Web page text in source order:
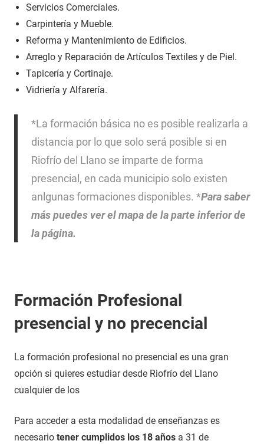
Servicios Comerciales.
Carpintería y Mueble.
Reforma y Mantenimiento de Edificios.
Arreglo y Reparación de Artículos Textiles y de Piel.
Tapicería y Cortinaje.
Vidriería y Alfarería.
*La formación básica no es posible realizarla a
distancia por lo que solo será posible si en
Riofrío del Llano se imparte de forma
presencial, en cada municipio solo existen
anlgunas formaciones disponibles. *Para saber
más puedes ver el mapa de la parte inferior de
la página.
Formación Profesional
presencial y no precencial
La formación profesional no presencial es una gran
opción si quieres estudiar desde Riofrío del Llano
cualquier de los
Para acceder a esta modalidad de enseñanzas es
necesario tener cumplidos los 18 años a 31 de